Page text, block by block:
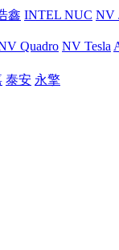
鑫 INTEL NUC NV
Quadro NV Tesla
泰安 永擎